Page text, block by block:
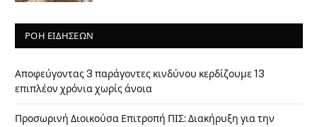
ΡΟΗ ΕΙΔΗΣΕΩΝ
Αποφεύγοντας 3 παράγοντες κινδύνου κερδίζουμε 13
επιπλέον χρόνια χωρίς άνοια
Προσωρινή Διοικούσα Επιτροπή ΠΙΣ: Διακήρυξη για την